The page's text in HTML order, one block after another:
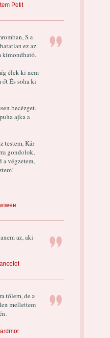
Petit
S a
ez az
kimondható.
élek ki nem
őt És soha ki
becézget.
ajka a
testem, Kár
gondolok,
a végzetem,
az, aki
tőlem, de a
mellettem